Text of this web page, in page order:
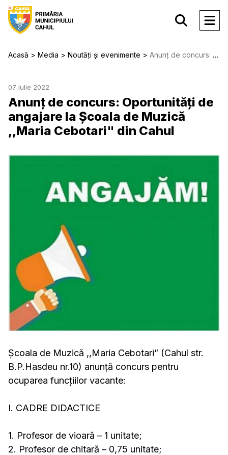
Acasă Media Noutăți și evenimente Anunț de concurs: Oportunități de angajare la Școala de Muzică ,,Maria Cebotari" din Cahul
07 Iulie 2022
Anunț de concurs: Oportunități de
angajare la Școala de Muzică
,,Maria Cebotari" din Cahul
Școala de Muzică ,,Maria Cebotari” (Cahul str.
B.P.Hasdeu nr.10) anunță concurs pentru
ocuparea funcțiilor vacante:
I. CADRE DIDACTICE
1. Profesor de vioară – 1 unitate;
2. Profesor de chitară – 0,75 unitate;